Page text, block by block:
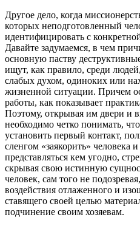
Другое дело, когда
которых неподготовленный
идентифицировать с
Давайте задумаемся, в чем
основную паству
ищут, как правило, среди
слабых духом, одиноких или
жизненной ситуации. Причем
работы, как показывает
Поэтому, открывая им двери и
необходимо четко понимать,
установить первый контакт,
сленгом «заякорить» человека
представляться кем угодно,
скрывая свою истинную
человек, сам того не
воздействия отлаженного и
ставящего своей целью
подчинение своим хозяевам.